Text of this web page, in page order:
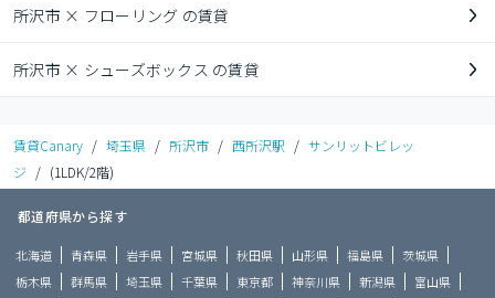
所沢市 × フローリング の賃貸
所沢市 × シューズボックス の賃貸
賃貸Canary / 埼玉県 / 所沢市 / 西所沢駅 / サンリットビレッ
ジ / (1LDK/2階)
都道府県から探す
北海道 青森県 岩手県 宮城県 秋田県 山形県 福島県
茨城県
栃木県
群馬県 埼玉県 千葉県 東京都 神奈川県 新潟県
富山県